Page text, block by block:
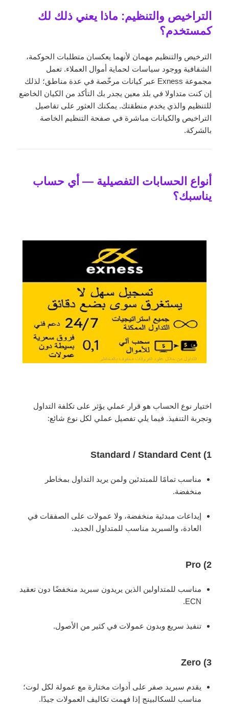
التراخيص والتنظيم: ماذا يعني ذلك لك
كمستخدم؟
الترخيص والتنظيم مهمان لأنهما يعكسان متطلبات الحوكمة،
الشفافية ووجود سياسات لحماية أموال العملاء. تعمل
مجموعة Exness عبر كيانات مرخّصة في عدة مناطق؛ لذلك
إن كنت متداولا في بلد معين يجدر بك التأكد من الكيان الخاضع
للتنظيم والذي يخدم منطقتك. يمكنك العثور على تفاصيل
التراخيص والكيانات مباشرة في صفحة التنظيم الخاصة
بالشركة.
أنواع الحسابات التفصيلية — أي حساب
يناسبك؟
اختيار نوع الحساب هو قرار عملي يؤثر على تكلفة التداول
وتجربة التنفيذ. فيما يلي تفصيل عملي لكل نوع شائع:
1) Standard / Standard Cent
مناسب تمامًا للمبتدئين ولمن يريد التداول بمخاطر
منخفضة.
إيداعات مبدئية منخفضة، ولا عمولات على الصفقات في
العادة، والسبريد مناسب للمتداول الجديد.
2) Pro
مناسب للمتداولين الذين يريدون سبريد منخفضًا دون تعقيد
ECN.
تنفيذ سريع وبدون عمولات في كثير من الأصول.
3) Zero
يقدم سبريد صفر على أدوات مختارة مع عمولة لكل لوت؛
مناسب للسكالبينج إذا فهمت تكاليف العمولات جيدًا.